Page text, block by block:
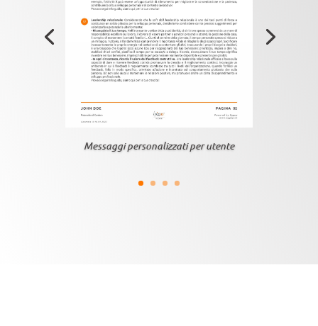
Messaggi personalizzati per utente